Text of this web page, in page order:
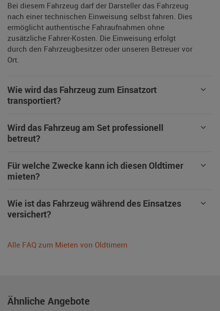
Bei diesem Fahrzeug darf der Darsteller das Fahrzeug
nach einer technischen Einweisung selbst fahren. Dies
ermöglicht authentische Fahraufnahmen ohne
zusätzliche Fahrer-Kosten. Die Einweisung erfolgt
durch den Fahrzeugbesitzer oder unseren Betreuer vor
Ort.
Wie wird das Fahrzeug zum Einsatzort
transportiert?
Wird das Fahrzeug am Set professionell
betreut?
Für welche Zwecke kann ich diesen Oldtimer
mieten?
Wie ist das Fahrzeug während des Einsatzes
versichert?
Alle FAQ zum Mieten von Oldtimern
Ähnliche Angebote